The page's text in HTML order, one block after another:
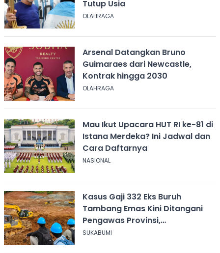
Tutup Usia
OLAHRAGA
Arsenal Datangkan Bruno
Guimaraes dari Newcastle,
Kontrak hingga 2030
OLAHRAGA
Mau Ikut Upacara HUT RI ke-81 di
Istana Merdeka? Ini Jadwal dan
Cara Daftarnya
NASIONAL
Kasus Gaji 332 Eks Buruh
Tambang Emas Kini Ditangani
Pengawas Provinsi,
Disnakertrans Sukabumi Terus
SUKABUMI